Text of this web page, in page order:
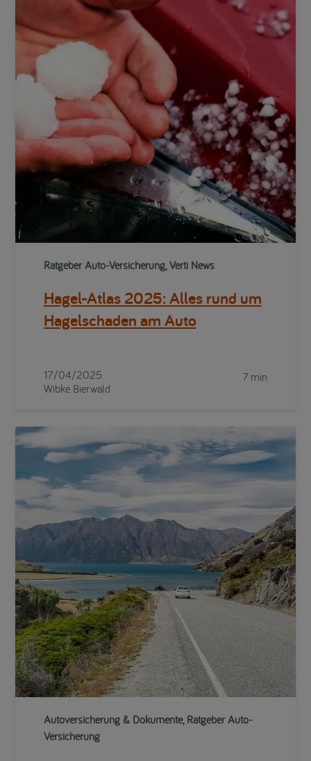
Ratgeber Auto-Versicherung, Verti News
Hagel-Atlas 2025: Alles rund um
Hagelschaden am Auto
17/04/2025
Wibke Bierwald
7 min
Autoversicherung & Dokumente, Ratgeber Auto-
Versicherung